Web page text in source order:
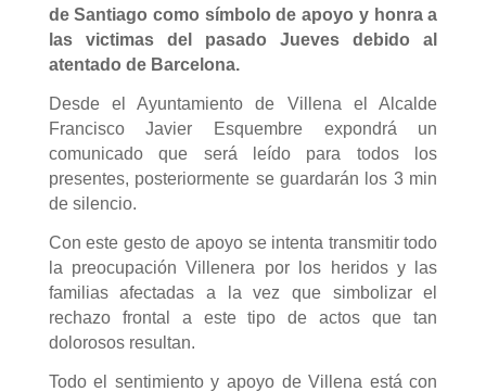
de Santiago como símbolo de apoyo y honra a
las victimas del pasado Jueves debido al
atentado de Barcelona.
Desde el Ayuntamiento de Villena el Alcalde
Francisco Javier Esquembre expondrá un
comunicado que será leído para todos los
presentes, posteriormente se guardarán los 3 min
de silencio.
Con este gesto de apoyo se intenta transmitir todo
la preocupación Villenera por los heridos y las
familias afectadas a la vez que simbolizar el
rechazo frontal a este tipo de actos que tan
dolorosos resultan.
Todo el sentimiento y apoyo de Villena está con